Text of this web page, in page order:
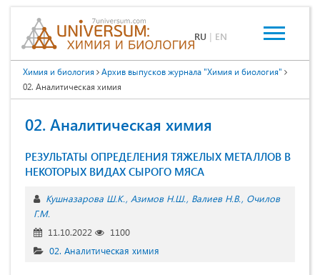
RU | EN
Химия и биология
Архив выпусков журнала "Химия и биология"
02. Аналитическая химия
02. Аналитическая химия
РЕЗУЛЬТАТЫ ОПРЕДЕЛЕНИЯ ТЯЖЕЛЫХ МЕТАЛЛОВ В
НЕКОТОРЫХ ВИДАХ СЫРОГО МЯСА
Кушназарова Ш.К. Азимов Н.Ш. Валиев Н.В. Очилов
Г.М.
11.10.2022
1100
02. Аналитическая химия